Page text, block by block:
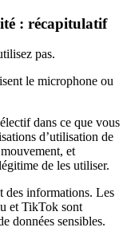
: récapitulatif
pas.
le microphone ou
dans ce que vous
d’utilisation de
et
de les utiliser.
des informations. Les
et TikTok sont
données sensibles.